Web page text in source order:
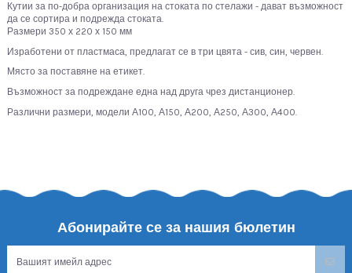
Кутии за по-добра организация на стоката по стелажи - дават възможност
да се сортира и подрежда стоката.
Размери 350 х 220 х 150 мм
Изработени от пластмаса, предлагат се в три цвята - сив, син, червен.
Място за поставяне на етикет.
Възможност за подреждане една над друга чрез дистанционер.
Различни размери, модели А100, А150, А200, А250, А300, А400.
Абонирайте се за нашия бюлетин